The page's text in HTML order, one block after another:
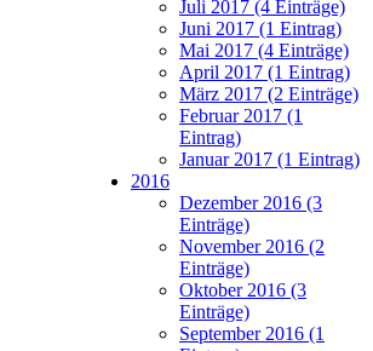
Juli 2017 (4 Einträge)
Juni 2017 (1 Eintrag)
Mai 2017 (4 Einträge)
April 2017 (1 Eintrag)
März 2017 (2 Einträge)
Februar 2017 (1
Eintrag)
Januar 2017 (1 Eintrag)
2016
Dezember 2016 (3
Einträge)
November 2016 (2
Einträge)
Oktober 2016 (3
Einträge)
September 2016 (1